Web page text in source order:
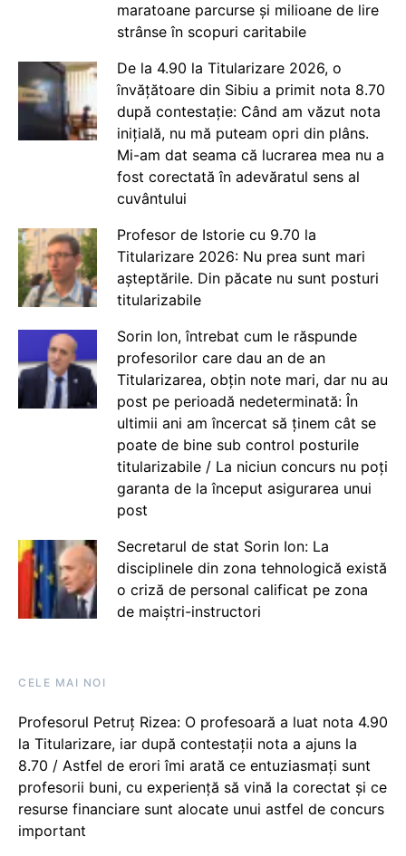
maratoane parcurse și milioane de lire
strânse în scopuri caritabile
De la 4.90 la Titularizare 2026, o
învățătoare din Sibiu a primit nota 8.70
după contestație: Când am văzut nota
inițială, nu mă puteam opri din plâns.
Mi-am dat seama că lucrarea mea nu a
fost corectată în adevăratul sens al
cuvântului
Profesor de Istorie cu 9.70 la
Titularizare 2026: Nu prea sunt mari
așteptările. Din păcate nu sunt posturi
titularizabile
Sorin Ion, întrebat cum le răspunde
profesorilor care dau an de an
Titularizarea, obțin note mari, dar nu au
post pe perioadă nedeterminată: În
ultimii ani am încercat să ținem cât se
poate de bine sub control posturile
titularizabile / La niciun concurs nu poți
garanta de la început asigurarea unui
post
Secretarul de stat Sorin Ion: La
disciplinele din zona tehnologică există
o criză de personal calificat pe zona
de maiștri-instructori
CELE MAI NOI
Profesorul Petruț Rizea: O profesoară a luat nota 4.90
la Titularizare, iar după contestații nota a ajuns la
8.70 / Astfel de erori îmi arată ce entuziasmați sunt
profesorii buni, cu experiență să vină la corectat și ce
resurse financiare sunt alocate unui astfel de concurs
important